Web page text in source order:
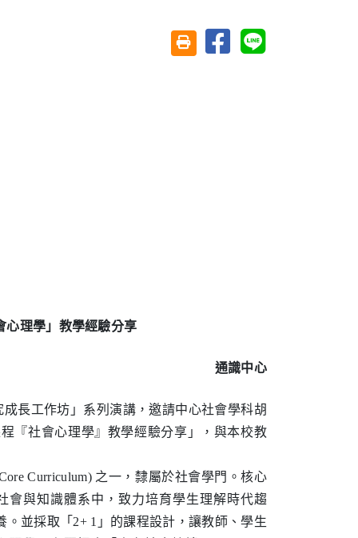
友善列印(另開視窗)
分享至臉書分享至 Line
心理學」教學經驗分享
通識中心
長工作坊」系列演講，邀請中心社會學科胡
『社會心理學』教學經驗分享」，與本校教
Curriculum) 之一，隸屬於社會學門。核心
會與知識體系中，致力培育學生理解時代趨
並採取「2+ 1」的課程設計，讓教師、學生